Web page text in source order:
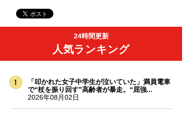
24時間更新
人気ランキング
「叩かれた女子中学生が泣いていた」満員電車
で“杖を振り回す”高齢者が暴走。“屈強...
2026年08月02日